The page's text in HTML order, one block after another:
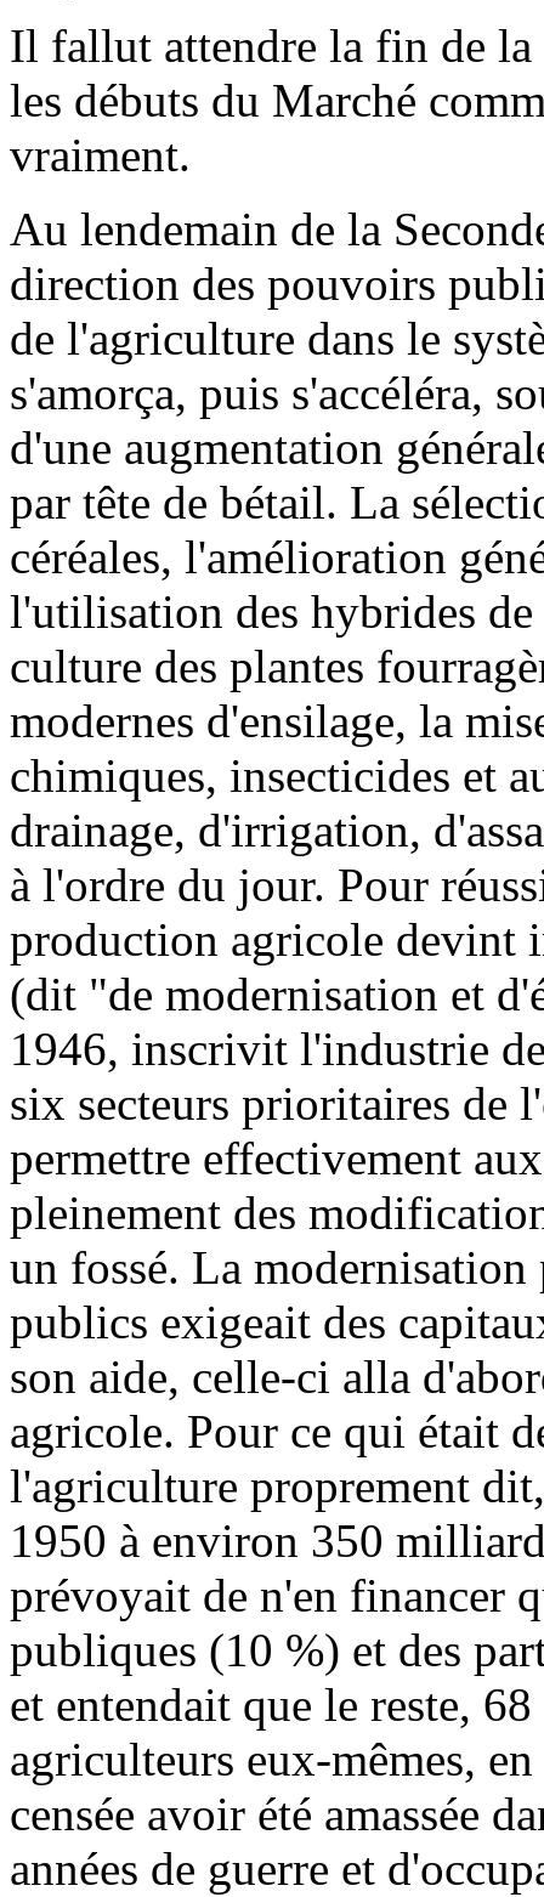
Il fallut attendre la fin de la
les débuts du Marché
vraiment.
Au lendemain de la
direction des pouvoirs
de l'agriculture dans le
s'amorça, puis s'accéléra,
d'une augmentation
par tête de bétail. La
céréales, l'amélioration
l'utilisation des hybrides
culture des plantes
modernes d'ensilage, la
chimiques, insecticides et
drainage, d'irrigation,
à l'ordre du jour. Pour
production agricole devint
(dit "de modernisation et
1946, inscrivit l'industrie
six secteurs prioritaires de
permettre effectivement
pleinement des
un fossé. La
publics exigeait des
son aide, celle-ci alla
agricole. Pour ce qui était
l'agriculture proprement
1950 à environ 350
prévoyait de n'en financer
publiques (10 %) et des
et entendait que le reste,
agriculteurs eux-mêmes,
censée avoir été amassée
années de guerre et